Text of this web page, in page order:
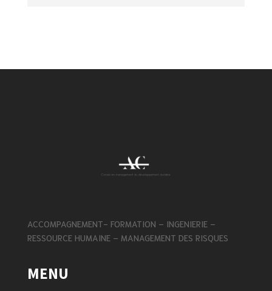
ACCOMPAGNEMENT- FORMATION – INGENIERIE –
RESSOURCE HUMAINE – MANAGEMENT DES RISQUES
MENU